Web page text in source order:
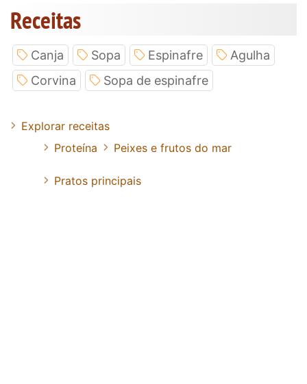
Receitas
Canja Sopa Espinafre
Agulha
Corvina
Sopa de espinafre
Explorar receitas
Proteína
Peixes e frutos do mar
Pratos principais